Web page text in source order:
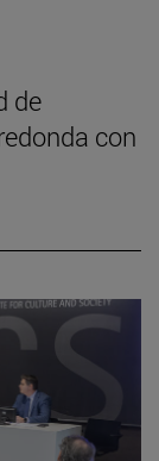
de
con